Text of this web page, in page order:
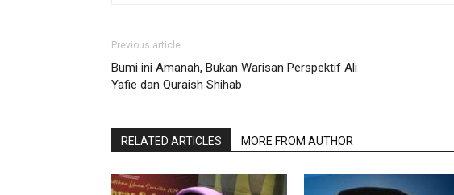
Previous article
Bumi ini Amanah, Bukan Warisan Perspektif Ali
Yafie dan Quraish Shihab
RELATED ARTICLES MORE FROM AUTHOR